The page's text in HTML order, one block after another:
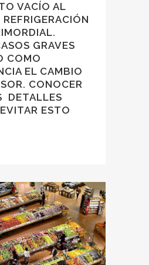
VACÍO AL
GRAVES
COMO
EL CAMBIO
CONOCER
DETALLES
ESTO